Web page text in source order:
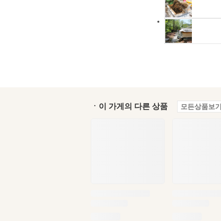
ㆍ이 가게의 다른 상품 모든상품보